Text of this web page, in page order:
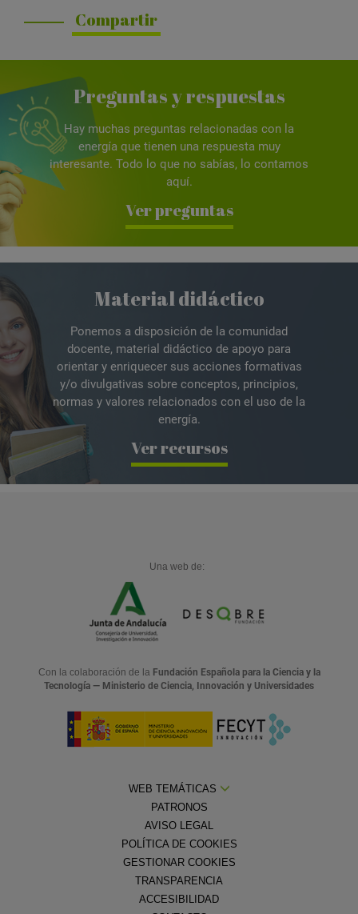
Compartir
Preguntas y respuestas
Hay muchas preguntas relacionadas con la
energía que tienen una respuesta muy
interesante. Todo lo que no sabías, lo contamos
aquí.
Ver preguntas
Material didáctico
Ponemos a disposición de la comunidad
docente, material didáctico de apoyo para
orientar y enriquecer sus acciones formativas
y/o divulgativas sobre conceptos, principios,
normas y valores relacionados con el uso de la
energía.
Ver recursos
Una web de:
Con la colaboración de la Fundación Española para la Ciencia y la
Tecnología — Ministerio de Ciencia, Innovación y Universidades
WEB TEMÁTICAS
PATRONOS
AVISO LEGAL
POLÍTICA DE COOKIES
GESTIONAR COOKIES
TRANSPARENCIA
ACCESIBILIDAD